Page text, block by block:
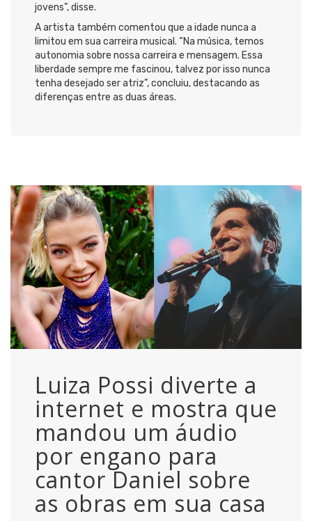
jovens”, disse.
A artista também comentou que a idade nunca a
limitou em sua carreira musical. “Na música, temos
autonomia sobre nossa carreira e mensagem. Essa
liberdade sempre me fascinou, talvez por isso nunca
tenha desejado ser atriz”, concluiu, destacando as
diferenças entre as duas áreas.
Luiza Possi diverte a
internet e mostra que
mandou um áudio
por engano para
cantor Daniel sobre
as obras em sua casa